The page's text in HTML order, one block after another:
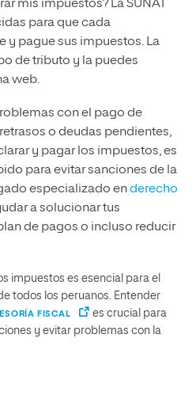
mis impuestos? La SUNAT
para que cada
y pague sus impuestos. La
de tributo y la puedes
web.
con el pago de
o deudas pendientes,
y pagar los impuestos, es
para evitar sanciones de la
especializado enderecho
a solucionar tus
de pagos o incluso reducir
impuestos es esencial para el
todos los peruanos. Entender
FISCAL
es crucial para
y evitar problemas con la